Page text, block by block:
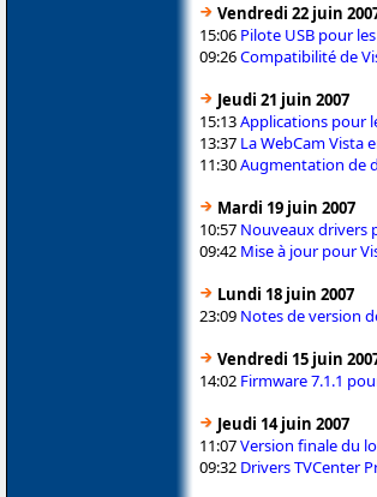
Vendredi 22 juin
15:06 Pilote USB pour
09:26Compatibilité de
Jeudi 21 juin 2007
15:13Applications pour
13:37 La WebCam Vista
11:30Augmentation de
Mardi 19 juin 2007
10:57 Nouveaux drivers
09:42 Mise à jour pour
Lundi 18 juin 2007
23:09 Notes de version
Vendredi 15 juin
14:02 Firmware 7.1.1
Jeudi 14 juin 2007
11:07Version finale du
09:32 Drivers TVCenter